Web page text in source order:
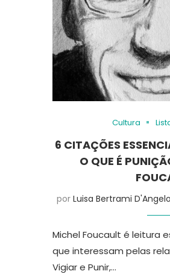
Cultura
6 CITAÇÕES
O QUE É
por Luisa Bertrami D'Angelo
Michel Foucault é leitura
que interessam pelas
Vigiar e Punir,…